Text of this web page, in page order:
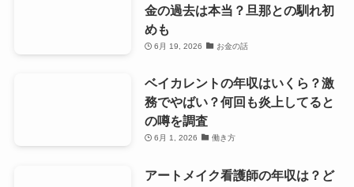
金の過去は本当？旦那との馴れ初
めも
6月 19, 2026 お金の話
ベイカレントの年収はいくら？激
務でやばい？何回も炎上してると
の噂を調査
6月 1, 2026 働き方
アートメイク看護師の年収は？ど